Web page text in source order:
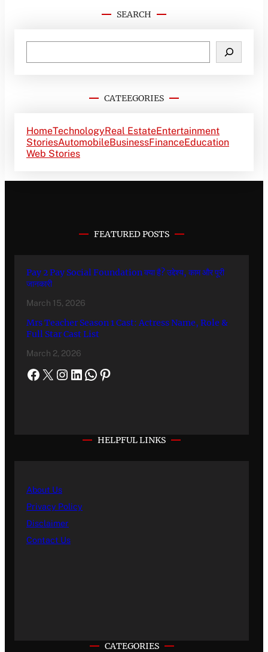
SEARCH
CATEEGORIES
HomeTechnologyReal EstateEntertainment
StoriesAutomobileBusinessFinanceEducation
Web Stories
FEATURED POSTS
Pay 2 Pay Social Foundation क्या है? उद्देश्य, काम और पूरी
जानकारी
March 15, 2026
Mrs Teacher Season 1 Cast: Actress Name, Role &
Full Star Cast List
March 2, 2026
HELPFUL LINKS
About Us
Privacy Policy
Disclaimer
Contact Us
CATEGORIES